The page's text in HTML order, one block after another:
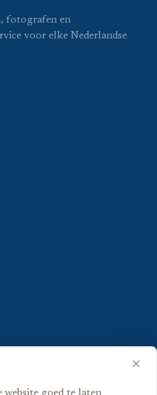
fotografen en
voor elke Nederlandse
✕